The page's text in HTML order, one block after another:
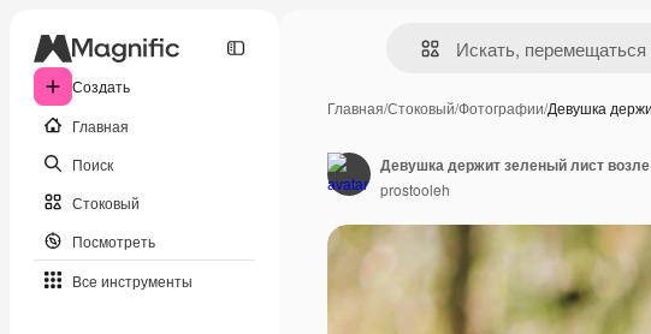
Создать
Главная
Поиск
Стоковый
Посмотреть
Все инструменты
Главная/Стоковый/Фотографии/Девушка
Девушка держит зеленый лист
prostooleh